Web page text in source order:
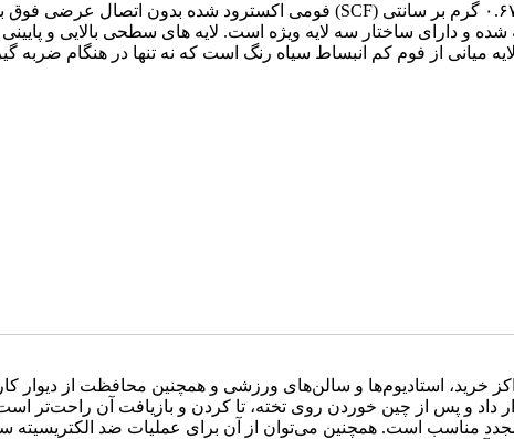
میانی از فوم کم انبساط سیاه رنگ است که نه تنها در هنگام
خرید، استادیوم‌ها و سالن‌های ورزشی و همچنین محافظت از دیوار
داد و پس از چین خوردن روی تخته، تا کردن و بازیافت آن راحت‌تر
مناسب است. همچنین می‌توان از آن برای عملیات ضد الکتریسیته